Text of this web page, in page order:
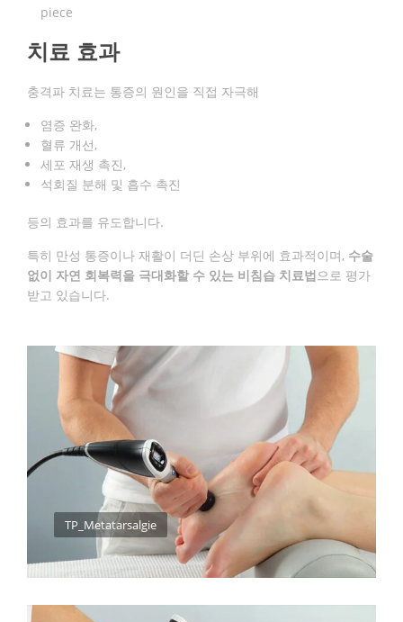
piece
치료 효과
충격파 치료는 통증의 원인을 직접 자극해
염증 완화,
혈류 개선,
세포 재생 촉진,
석회질 분해 및 흡수 촉진
등의 효과를 유도합니다.
특히 만성 통증이나 재활이 더딘 손상 부위에 효과적이며, 수술
없이 자연 회복력을 극대화할 수 있는 비침습 치료법으로 평가
받고 있습니다.
TP_Metatarsalgie